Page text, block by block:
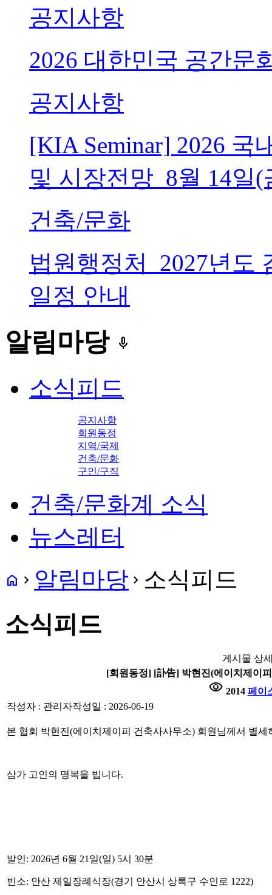
공지사항
2026 대한민국 공간문
공지사항
[KIA Seminar] 2026 국
및 시장전망_8월 14일(
건축/문화
법원행정처_2027년도
일정 안내
알림마당 keyboard_voice
소식피드
공지사항
회원동정
지역/국제
건축/문화
구인/구직
건축/문화계 소식
뉴스레터
home navigate_next 알림마당 navigate_next 소식피드
소식피드
게시물 상
[회원동정] [訃告] 박현진(에이치제이
visibility 2014 페이
작성자 : 관리자작성일 : 2026-06-19
본 협회 박현진(에이치제이피 건축사사무소) 회원님께서 별
삼가 고인의 명복을 빕니다.
발인: 2026년 6월 21일(일) 5시 30분
빈소: 안산 제일장례식장(경기 안산시 상록구 수인로 1222)